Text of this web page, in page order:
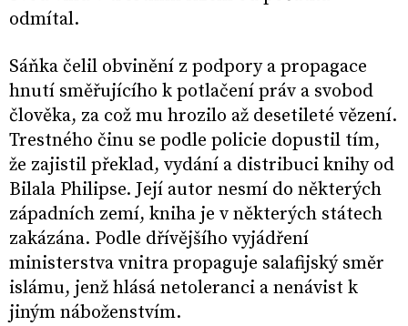
odmítal.
Sáňka čelil obvinění z podpory a propagace
hnutí směřujícího k potlačení práv a svobod
člověka, za což mu hrozilo až desetileté vězení.
Trestného činu se podle policie dopustil tím,
že zajistil překlad, vydání a distribuci knihy od
Bilala Philipse. Její autor nesmí do některých
západních zemí, kniha je v některých státech
zakázána. Podle dřívějšího vyjádření
ministerstva vnitra propaguje salafijský směr
islámu, jenž hlásá netoleranci a nenávist k
jiným náboženstvím.